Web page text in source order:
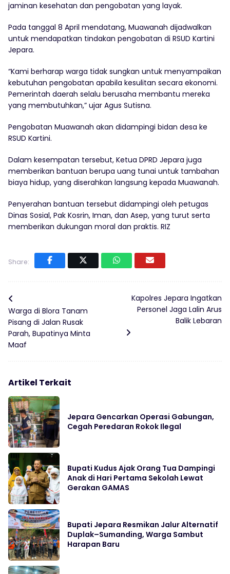
jaminan kesehatan dan pengobatan yang layak.
Pada tanggal 8 April mendatang, Muawanah dijadwalkan
untuk mendapatkan tindakan pengobatan di RSUD Kartini
Jepara.
“Kami berharap warga tidak sungkan untuk menyampaikan
kebutuhan pengobatan apabila kesulitan secara ekonomi.
Pemerintah daerah selalu berusaha membantu mereka
yang membutuhkan,” ujar Agus Sutisna.
Pengobatan Muawanah akan didampingi bidan desa ke
RSUD Kartini.
Dalam kesempatan tersebut, Ketua DPRD Jepara juga
memberikan bantuan berupa uang tunai untuk tambahan
biaya hidup, yang diserahkan langsung kepada Muawanah.
Penyerahan bantuan tersebut didampingi oleh petugas
Dinas Sosial, Pak Kosrin, Iman, dan Asep, yang turut serta
memberikan dukungan moral dan praktis. RIZ
Share:
Warga di Blora Tanam
Pisang di Jalan Rusak
Parah, Bupatinya Minta
Maaf
Kapolres Jepara Ingatkan
Personel Jaga Lalin Arus
Balik Lebaran
Artikel Terkait
Jepara Gencarkan Operasi Gabungan,
Cegah Peredaran Rokok Ilegal
Bupati Kudus Ajak Orang Tua Dampingi
Anak di Hari Pertama Sekolah Lewat
Gerakan GAMAS
Bupati Jepara Resmikan Jalur Alternatif
Duplak–Sumanding, Warga Sambut
Harapan Baru